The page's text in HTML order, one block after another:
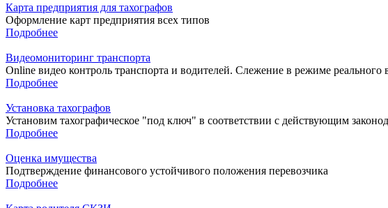
Карта предприятия для тахографов
Оформление карт предприятия всех типов
Подробнее
Видеомониторинг транспорта
Online видео контроль транспорта и водителей. Слежение в режиме реального
Подробнее
Установка тахографов
Установим тахографическое "под ключ" в соответствии с действующим
Подробнее
Оценка имущества
Подтверждение финансового устойчивого положения перевозчика
Подробнее